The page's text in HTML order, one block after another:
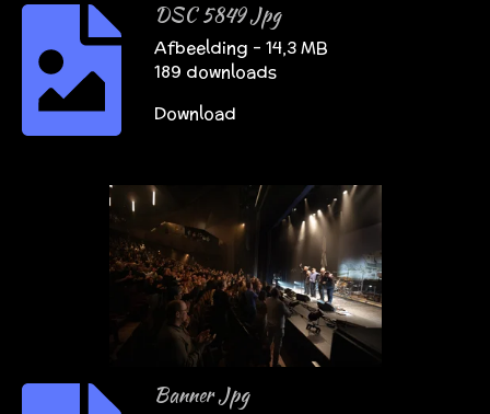
DSC 5849 Jpg
Afbeelding – 14,3 MB
189 downloads
Download
Banner Jpg